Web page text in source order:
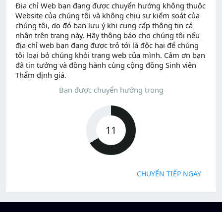
Địa chỉ Web bạn đang được chuyển hướng không thuộc
Website của chúng tôi và không chịu sự kiểm soát của
chúng tôi, do đó bạn lưu ý khi cung cấp thông tin cá
nhân trên trang này. Hãy thông báo cho chúng tôi nếu
địa chỉ web bạn đang được trỏ tới là độc hại để chúng
tôi loại bỏ chúng khỏi trang web của mình. Cảm ơn bạn
đã tin tưởng và đồng hành cùng cộng đồng Sinh viên
Thẩm định giá.
Bạn được chuyển hướng trong
11
CHUYỂN TIẾP NGAY